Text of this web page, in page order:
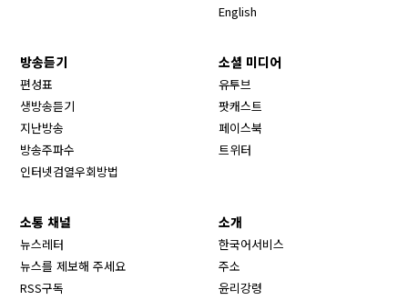
English
방송듣기
편성표
생방송듣기
지난방송
방송주파수
인터넷검열우회방법
소셜 미디어
유투브
팟캐스트
페이스북
트위터
소통 채널
뉴스레터
뉴스를 제보해 주세요
RSS구독
소개
한국어서비스
주소
윤리강령